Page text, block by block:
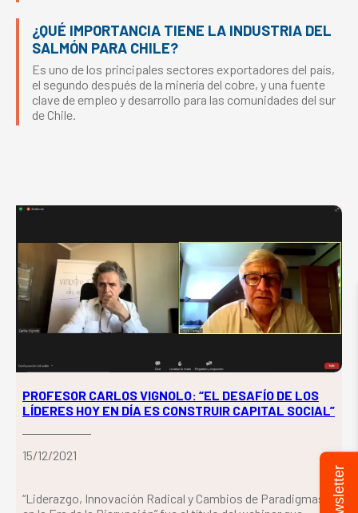
¿QUÉ IMPORTANCIA TIENE LA INDUSTRIA DEL
SALMÓN PARA CHILE?
Es uno de los principales sectores exportadores del país,
el segundo después de la minería del cobre, y una fuente
clave de empleo y desarrollo para las comunidades del sur
de Chile.
PROFESOR CARLOS VIGNOLO: “EL DESAFÍO DE LOS
LÍDERES HOY EN DÍA ES CONSTRUIR CAPITAL SOCIAL”
15/12/2021
“Liderazgo, Innovación Radical y Cambios de Paradigmas
Newsletter